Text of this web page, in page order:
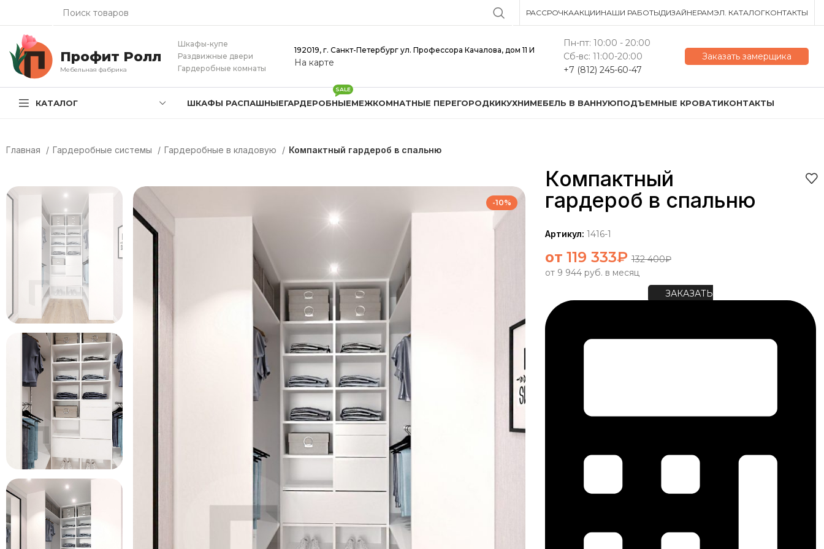
РАССРОЧКААКЦИИНАШИ РАБОТЫДИЗАЙНЕРАМЭЛ. КАТАЛОГКОНТАКТЫ
Профит Ролл
Мебельная фабрика
Шкафы-купе
Раздвижные двери
Гардеробные комнаты
192019, г. Санкт-Петербург ул. Профессора Качалова, дом 11 И
На карте
Пн-пт: 10:00 - 20:00
Сб-вс: 11:00-20:00
+7 (812) 245-60-47
Заказать замерщика
КАТАЛОГ ШКАФЫ РАСПАШНЫЕГАРДЕРОБНЫЕ
SALE
МЕЖКОМНАТНЫЕ ПЕРЕГОРОДКИКУХНИМЕБЕЛЬ В ВАННУЮПОДЪЕМНЫЕ КРОВАТИКОНТАКТЫ
Главная Гардеробные системы Гардеробные в кладовую Компактный гардероб в спальню
-10%
Компактный
гардероб в спальню
Артикул: 1416-1
от 119 333₽ 132 400₽
от 9 944 руб. в месяц
ЗАКАЗАТЬ